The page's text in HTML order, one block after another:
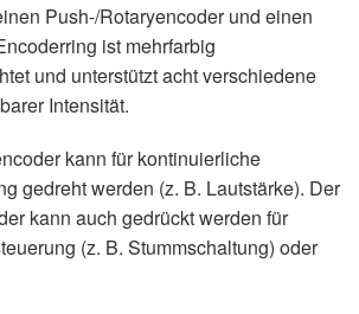
Push-/Rotaryencoder und einen
ist mehrfarbig
und unterstützt acht verschiedene
Intensität.
kann für kontinuierliche
gedreht werden (z. B. Lautstärke). Der
kann auch gedrückt werden für
(z. B. Stummschaltung) oder